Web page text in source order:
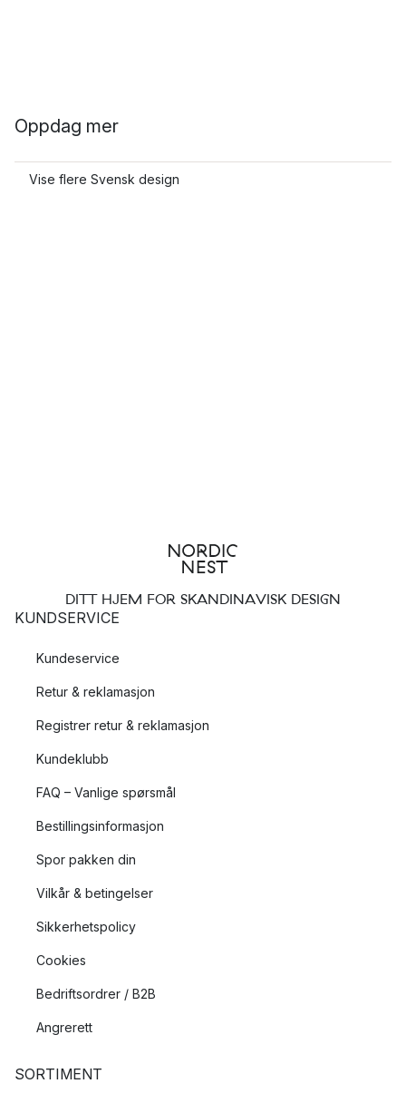
Oppdag mer
Vise flere Svensk design
DITT HJEM FOR SKANDINAVISK DESIGN
KUNDSERVICE
Kundeservice
Retur & reklamasjon
Registrer retur & reklamasjon
Kundeklubb
FAQ – Vanlige spørsmål
Bestillingsinformasjon
Spor pakken din
Vilkår & betingelser
Sikkerhetspolicy
Cookies
Bedriftsordrer / B2B
Angrerett
SORTIMENT